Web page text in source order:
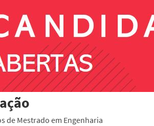
de Mestrado em Engenharia